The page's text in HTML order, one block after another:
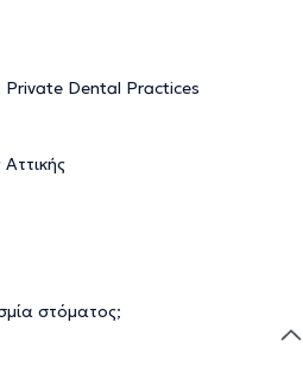
Dental Practices
στόματος;